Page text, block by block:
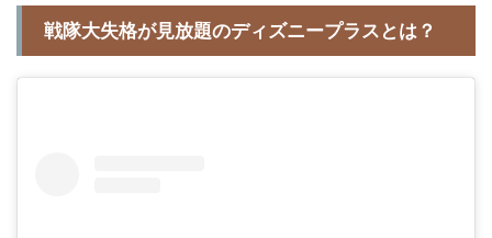
戦隊大失格が見放題のディズニープラスとは？